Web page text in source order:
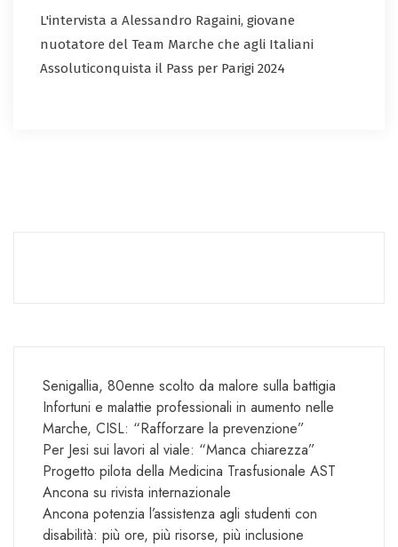
L'intervista a Alessandro Ragaini, giovane
nuotatore del Team Marche che agli Italiani
Assoluticonquista il Pass per Parigi 2024
Senigallia, 80enne scolto da malore sulla battigia
Infortuni e malattie professionali in aumento nelle
Marche, CISL: “Rafforzare la prevenzione”
Per Jesi sui lavori al viale: “Manca chiarezza”
Progetto pilota della Medicina Trasfusionale AST
Ancona su rivista internazionale
Ancona potenzia l’assistenza agli studenti con
disabilità: più ore, più risorse, più inclusione